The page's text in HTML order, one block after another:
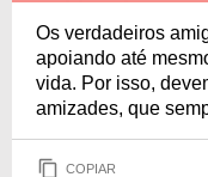
Os verdadeiros
apoiando até
vida. Por isso,
amizades, que
COPIAR